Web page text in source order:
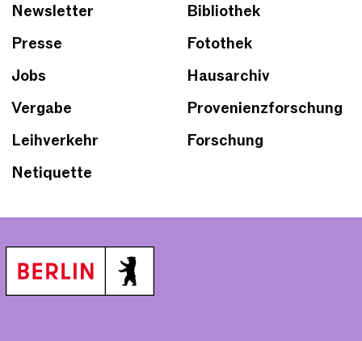
Newsletter
Presse
Jobs
Vergabe
Leihverkehr
Netiquette
Bibliothek
Fotothek
Hausarchiv
Provenienzforschung
Forschung